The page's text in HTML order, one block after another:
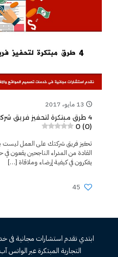
13 مايو، 2017
4 طرق مبتكرة لتحفيز فريق شركتك على العمل
0 (0)
تحفيز فريق شركتك على العمل ليست
القادة من المدراء الناجحين يقعون
يفكرون في كيفية إرضاء وملاقاة […]
45
ابتدي تقدم استشارات مجانية فى
التجارية المبتكرة عبر الواتس آب 00966582577809